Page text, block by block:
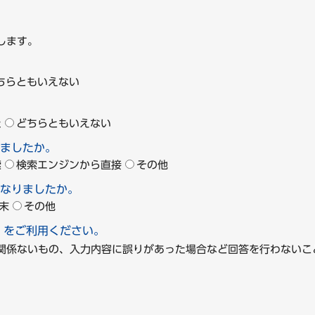
す。
らともいえない
どちらともいえない
したか。
検索エンジンから直接 その他
りましたか。
その他
をご利用ください。